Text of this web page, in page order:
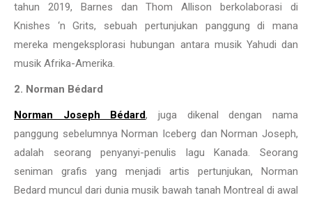
tahun 2019, Barnes dan Thom Allison berkolaborasi di
Knishes ‘n Grits, sebuah pertunjukan panggung di mana
mereka mengeksplorasi hubungan antara musik Yahudi dan
musik Afrika-Amerika.
2. Norman Bédard
Norman Joseph Bédard, juga dikenal dengan nama
panggung sebelumnya Norman Iceberg dan Norman Joseph,
adalah seorang penyanyi-penulis lagu Kanada. Seorang
seniman grafis yang menjadi artis pertunjukan, Norman
Bedard muncul dari dunia musik bawah tanah Montreal di awal